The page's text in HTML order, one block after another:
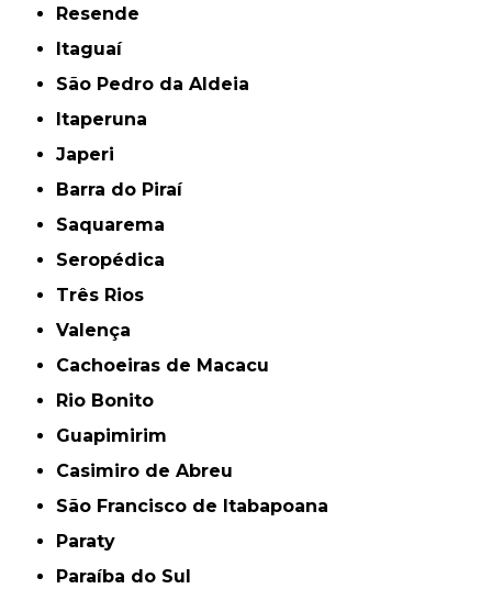
Resende
Itaguaí
São Pedro da Aldeia
Itaperuna
Japeri
Barra do Piraí
Saquarema
Seropédica
Três Rios
Valença
Cachoeiras de Macacu
Rio Bonito
Guapimirim
Casimiro de Abreu
São Francisco de Itabapoana
Paraty
Paraíba do Sul